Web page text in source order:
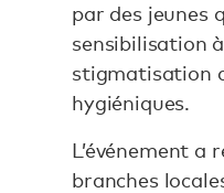
par des jeunes
sensibilisation
stigmatisation
hygiéniques.
L’événement a
branches